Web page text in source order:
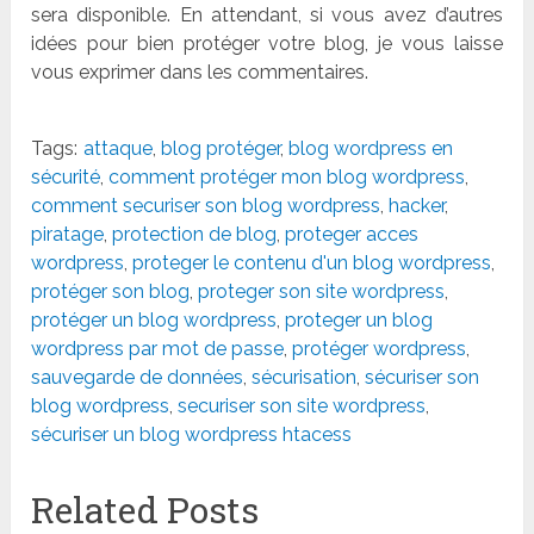
sera disponible. En attendant, si vous avez d’autres
idées pour bien protéger votre blog, je vous laisse
vous exprimer dans les commentaires.
Tags: attaque,blog protéger,blog wordpress en
sécurité,comment protéger mon blog wordpress,
comment securiser son blog wordpress,hacker,
piratage,protection de blog,proteger acces
wordpress,proteger le contenu d'un blog wordpress,
protéger son blog,proteger son site wordpress,
protéger un blog wordpress,proteger un blog
wordpress par mot de passe,protéger wordpress,
sauvegarde de données,sécurisation,sécuriser son
blog wordpress,securiser son site wordpress,
sécuriser un blog wordpress htacess
Related Posts